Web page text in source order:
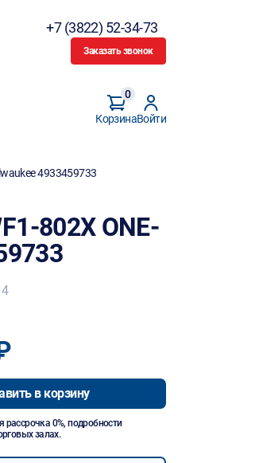
+7 (3822) 52-34-73
Заказать звонок
Корзина
0
Войти
4933459733
802X ONE-
в корзину
рассрочка 0%, подробности
залах.